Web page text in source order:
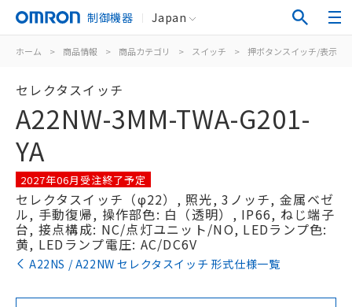
制御機器 Japan
ホーム > 商品情報 > 商品カテゴリ > スイッチ > 押ボタンスイッチ/表示灯
セレクタスイッチ
A22NW-3MM-TWA-G201-
YA
2027年06月受注終了予定
セレクタスイッチ（φ22）, 照光, 3ノッチ, 金属ベゼ
ル, 手動復帰, 操作部色: 白（透明）, IP66, ねじ端子
台, 接点構成: NC/点灯ユニット/NO, LEDランプ色:
黄, LEDランプ電圧: AC/DC6V
A22NS / A22NW セレクタスイッチ 形式仕様一覧